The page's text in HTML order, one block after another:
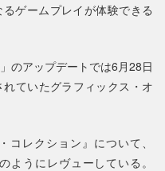
ゲームプレイが体験できる
のアップデートでは6月28日
ていたグラフィックス・オ
コレクション』について、
ようにレヴューしている。